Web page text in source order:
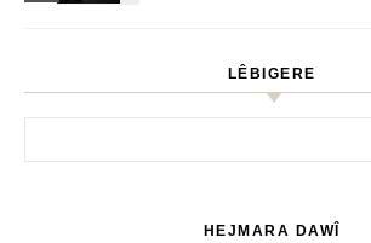
LÊBIGERE
HEJMARA DAWÎ